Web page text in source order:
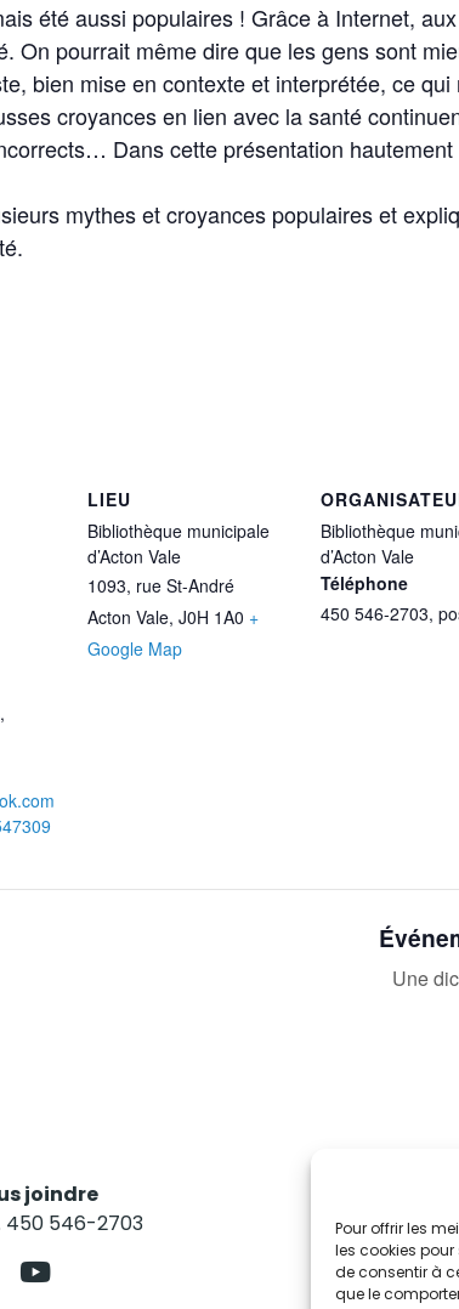
Pour offrir les
les cookies
de consentir à
que le
été aussi populaires ! Grâce à Internet,
On pourrait même dire que les gens sont
bien mise en contexte et interprétée, ce qui
croyances en lien avec la santé
Dans cette présentation
mythes et croyances populaires et
,
LIEU
Bibliothèque municipale
d’Acton Vale
1093, rue St-André
Acton Vale, J0H 1A0 +
Google Map
Bibliothèque
d’Acton Vale
Téléphone
450 546-2703,
Une
joindre
450 546-2703
Je